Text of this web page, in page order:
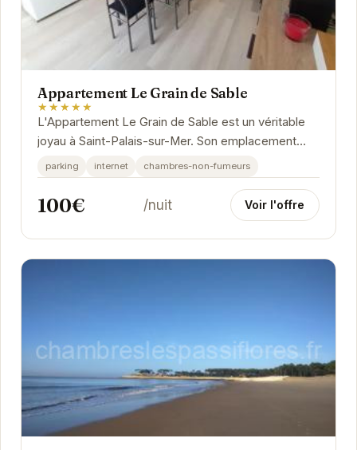
Appartement Le Grain de Sable
★★★★★
L'Appartement Le Grain de Sable est un véritable
joyau à Saint-Palais-sur-Mer. Son emplacement
idéal vous permet de profiter pleinement des...
parking internet chambres-non-fumeurs
100€ /nuit Voir l'offre